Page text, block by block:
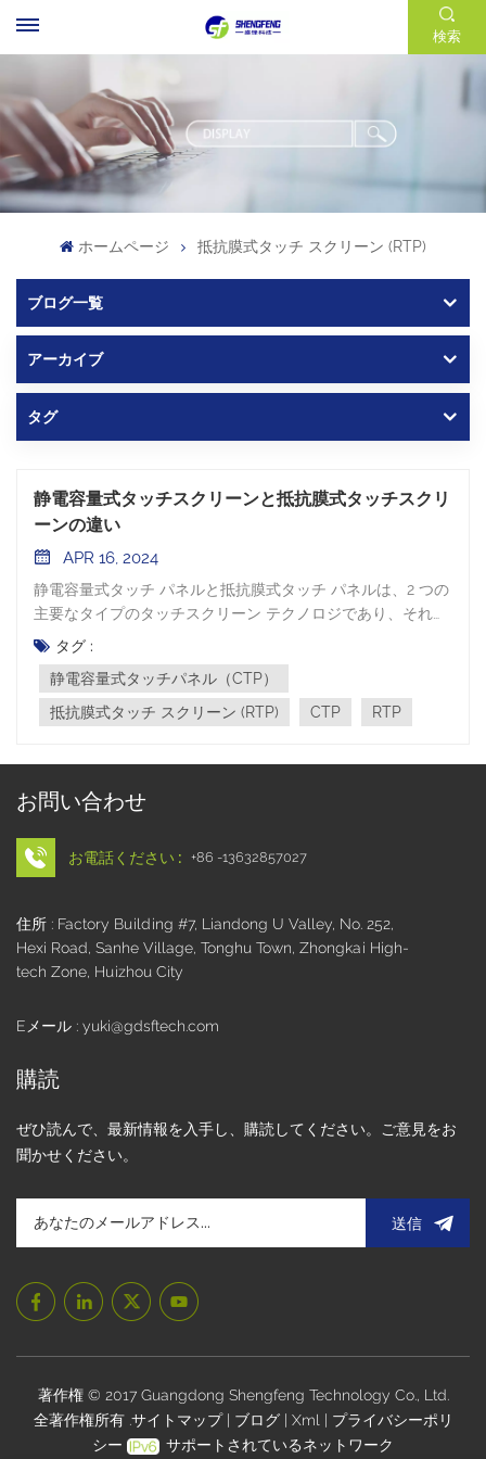
検索
ホームページ 抵抗膜式タッチ スクリーン (RTP)
ブログ一覧
アーカイブ
タグ
静電容量式タッチスクリーンと抵抗膜式タッチスクリ
ーンの違い
APR 16, 2024
静電容量式タッチ パネルと抵抗膜式タッチ パネルは、2 つの
主要なタイプのタッチスクリーン テクノロジであり、それぞ
れが複数の側面で独自の特性を示します。静電容量式タッチ
パネル（CTP）CTPの構造は主にガラスパネル、導電層
（ITOなど）、絶縁層（強化ガラスやプラスチックなど）、
その他の導電層で構成されます。その動作原理は静電容量セ
計算することでタッチ ポイントの正確な位置が特定されま
ト。√ 85%以上の高い光透過率と鮮やかな発色。√ 応答時間
は 3ms 未満と高速です。√ 表面カバーには硬度7Hまでの強
√ 水、火、放射線、静電気、粉塵、油脂などのさまざまな汚
染物質に対する耐久性。√ 高い期待寿命: 各タッチ ポイント
は 5,000 万回以上のタッチに耐え、キャリブレーション後も
縁材を使ったタッチ入力では操作できません。• 手袋をした
囲の導体からの干渉や温度変化が起こりやすい。 抵抗膜式タ
ッチパネル(RTP)RTP は、透明導電層 (ITO フィルム) でコー
ITO 層でコーティングされた硬化した耐傷性カバーで構成さ
れます。 2 つの導電層の間には、それらを分離するための小
置を決定します。スクリーン表面が押されると、最上層が圧
化します。コントローラは、検出された抵抗変化に基づいて
タッチポイントの座標を計算し、それに応じて対応する動作
は画面に物理的な圧力を加える必要があります。 抵抗膜タッ
ない。√ 粉塵や湿気に強く、さまざまな過酷な環境に耐えま
す。√ 互換性は、タッチ入力用のあらゆるオブジェクト、ペ
ンなどの非導電性オブジェクトと互換性があります。 √ 手袋
タグ :
静電容量式タッチパネル（CTP）
抵抗膜式タッチ スクリーン (RTP)
CTP RTP
お問い合わせ
お電話ください : +86 -13632857027
住所 : Factory Building #7, Liandong U Valley, No. 252,
Hexi Road, Sanhe Village, Tonghu Town, Zhongkai High-
tech Zone, Huizhou City
Eメール : yuki@gdsftech.com
購読
ぜひ読んで、最新情報を入手し、購読してください。ご意見をお
聞かせください。
送信
著作権 © 2017 Guangdong Shengfeng Technology Co., Ltd.
全著作権所有 . サイトマップ ブログ Xml
プライバシーポリ
シー
サポートされているネットワーク